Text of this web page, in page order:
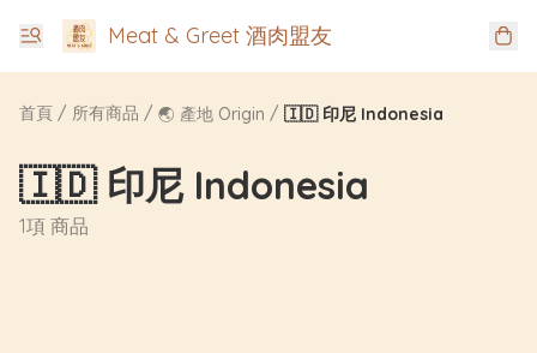
Meat & Greet 酒肉盟友
首頁 / 所有商品 / 🌏 產地 Origin / 🇮🇩 印尼 Indonesia
🇮🇩 印尼 Indonesia
1項 商品